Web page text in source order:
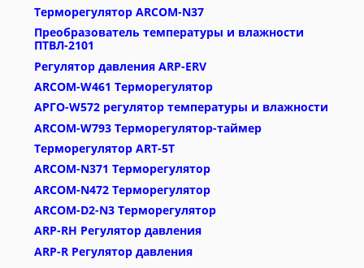
Терморегулятор ARCOM-N37
Преобразователь температуры и влажности
ПТВЛ-2101
Регулятор давления ARP-ERV
ARCOM-W461 Терморегулятор
АРГО-W572 регулятор температуры и влажности
ARCOM-W793 Терморегулятор-таймер
Терморегулятор ART-5T
ARCOM-N371 Терморегулятор
ARCOM-N472 Терморегулятор
ARCOM-D2-N3 Терморегулятор
ARP-RH Регулятор давления
ARP-R Регулятор давления